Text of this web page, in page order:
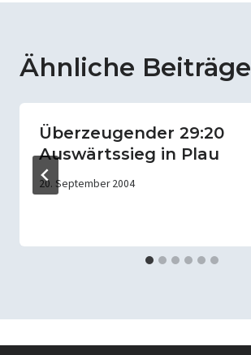
Ähnliche Beiträge
Überzeugender 29:20
Auswärtssieg in Plau
20. September 2004